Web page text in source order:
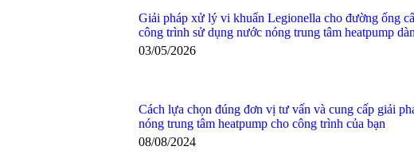
Giải pháp xử lý vi khuẩn Legionella cho đường ống
công trình sử dụng nước nóng trung tâm heatpump
03/05/2026
Cách lựa chọn đúng đơn vị tư vấn và cung cấp giải
nóng trung tâm heatpump cho công trình của bạn
08/08/2024